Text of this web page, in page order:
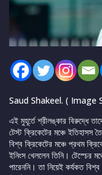
Saud Shakeel. ( Image
এই মুহূর্তে শ্রীলঙ্কার বিরুদ্ধে
টেস্ট ক্রিকেটের মঞ্চে ইতিহাসস
বিশ্ব ক্রিকেটের মঞ্চে প্রথম
ইনিংস খেললেন তিনি। টেস্চের
পারেননি। তা নিয়েই কর্যকত